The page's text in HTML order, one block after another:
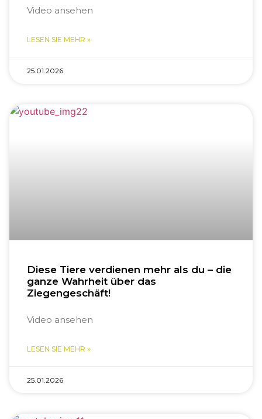
Video ansehen
LESEN SIE MEHR »
25.01.2026
Diese Tiere verdienen mehr als du – die
ganze Wahrheit über das
Ziegengeschäft!
Video ansehen
LESEN SIE MEHR »
25.01.2026